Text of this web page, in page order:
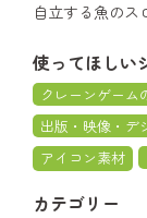
自立する魚のス
使ってほしい
クレーンゲーム
出版・映像・デ
アイコン素材
カテゴリー